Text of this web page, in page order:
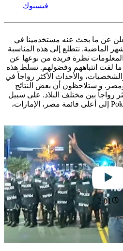
فيسبوك
عن ما بحث عنه مستخدمينا في
العربي على مر ال 12 شهر الماضية. نتطلع إلى هذه المناسبة
نظرة فريدة من نوعها عن
لفت انتباههم وفضولهم. تسلط هذه
والأحداث الأكثر رواجاً في
و ستلاحظون أن بعض النتائج
رواجاً بين مختلف البلاد. على سبيل
المثال، وصلت لعبة Pokemon Go إلى أعلى قائمة مصر، الإمارات،
2:01